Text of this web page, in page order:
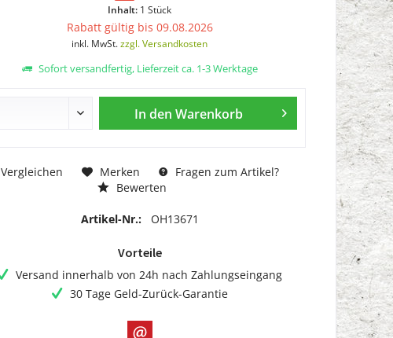
Inhalt: 1 Stück
Rabatt gültig bis 09.08.2026
inkl. MwSt.zzgl. Versandkosten
Sofort versandfertig, Lieferzeit ca. 1-3 Werktage
In den Warenkorb
Vergleichen Merken
Fragen zum Artikel?
Bewerten
Artikel-Nr.: OH13671
Vorteile
Versand innerhalb von 24h nach Zahlungseingang
30 Tage Geld-Zurück-Garantie